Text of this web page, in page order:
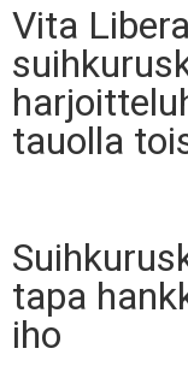
Vita
tauolla
tapa
iho